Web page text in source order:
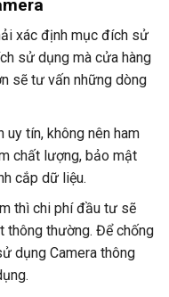
xác định mục đích sử
sử dụng mà cửa hàng
sẽ tư vấn những dòng
tín, không nên ham
chất lượng, bảo mật
cắp dữ liệu.
thì chi phí đầu tư sẽ
thông thường. Để chống
dụng Camera thông